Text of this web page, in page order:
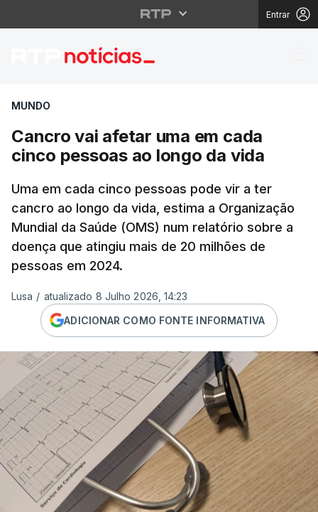
Entrar
Cancro vai afetar
MUNDO
Cancro vai afetar uma em cada
cinco pessoas ao longo da vida
Uma em cada cinco pessoas pode vir a ter
cancro ao longo da vida, estima a Organização
Mundial da Saúde (OMS) num relatório sobre a
doença que atingiu mais de 20 milhões de
pessoas em 2024.
Lusa / atualizado 8 Julho 2026, 14:23
ADICIONAR COMO FONTE INFORMATIVA